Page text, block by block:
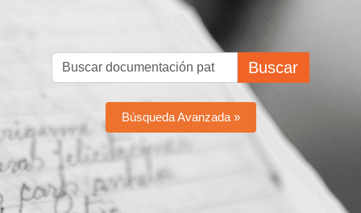
Buscar
Búsqueda Avanzada »